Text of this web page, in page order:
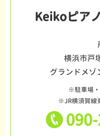
Keikoピア
横浜市戸
グランドメゾ
※駐車場
※JR横須賀線